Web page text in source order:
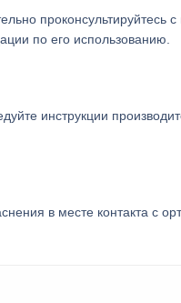
по его использованию.
инструкции
в месте контакта с